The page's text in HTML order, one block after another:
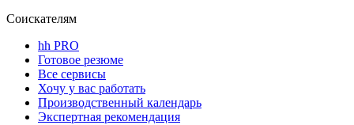
Соискателям
hh PRO
Готовое резюме
Все сервисы
Хочу у вас работать
Производственный календарь
Экспертная рекомендация